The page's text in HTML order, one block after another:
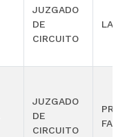
JUZGADO
DE
CIRCUITO
JUZGADO
DE
CIRCUITO